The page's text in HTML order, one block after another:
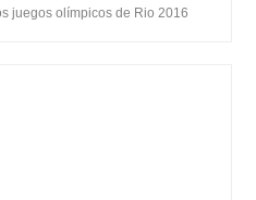
juegos olímpicos de Rio 2016